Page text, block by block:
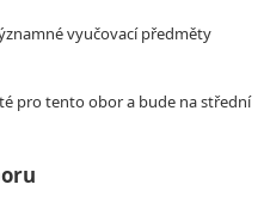
vyučovací předměty
pro tento obor a bude na střední